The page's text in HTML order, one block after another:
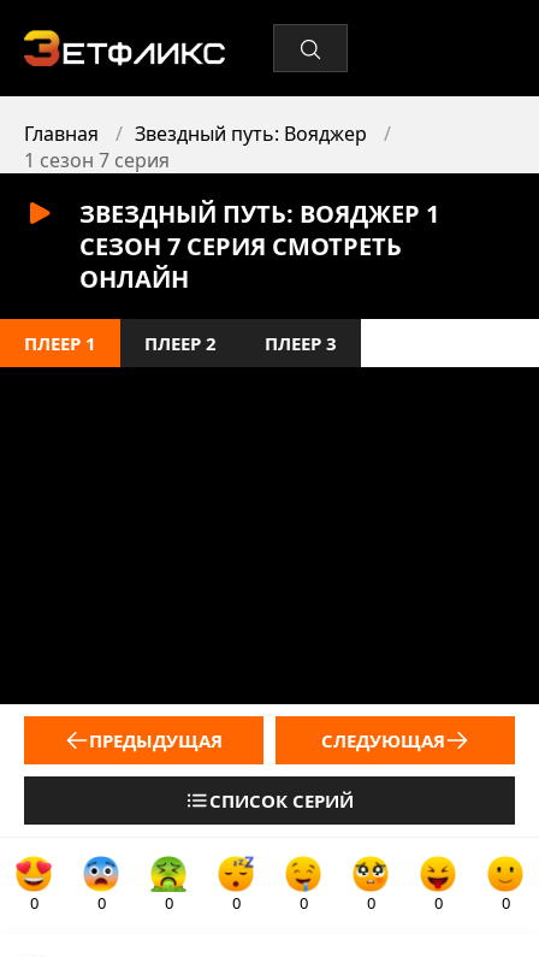
Главная
Звездный путь: Вояджер
1 сезон 7 серия
ЗВЕЗДНЫЙ ПУТЬ: ВОЯДЖЕР 1
СЕЗОН 7 СЕРИЯ СМОТРЕТЬ
ОНЛАЙН
ПЛЕЕР 1 ПЛЕЕР 2 ПЛЕЕР 3
ПРЕДЫДУЩАЯ
СПИСОК СЕРИЙ
СЛЕДУЮЩАЯ
0 0 0 0 0 0 0 0